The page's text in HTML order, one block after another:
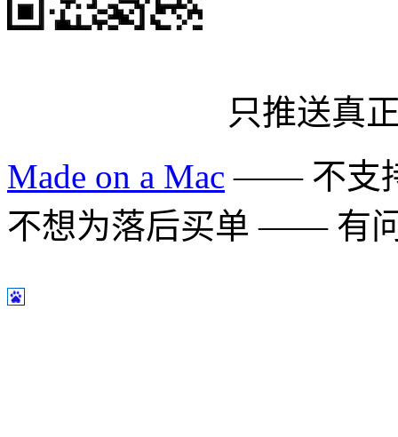
只推送真
Made on a Mac —— 不支
不想为落后买单 —— 有